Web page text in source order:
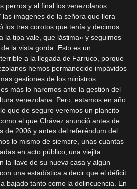
perros y al final los venezolanos
las imágenes de la señora que llora
los tres corotos que tenía y decimos
la tipa vale, que lástima» y seguimos
la vista gorda. Esto es un
a la llegada de Farruco, porque
hemos permanecido impávidos
gestiones de los ministros
más lo haremos ante la gestión del
venezolana. Pero, estamos en año
que de seguro veremos un plancito
el que Chávez anunció antes de
de 2006 y antes del referéndum del
lo mismo de siempre, unas cuantas
en acto público, una viejita
la llave de su nueva casa y algún
una estadística a decir que el déficit
bajado tanto como la delincuencia. En